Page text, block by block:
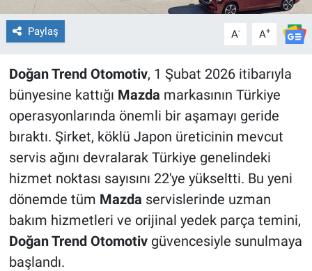
Paylaş A- A+
Doğan Trend Otomotiv, 1 Şubat 2026 itibarıyla
bünyesine kattığı Mazda markasının Türkiye
operasyonlarında önemli bir aşamayı geride
bıraktı. Şirket, köklü Japon üreticinin mevcut
servis ağını devralarak Türkiye genelindeki
hizmet noktası sayısını 22'ye yükseltti. Bu yeni
dönemde tüm Mazda servislerinde uzman
bakım hizmetleri ve orijinal yedek parça temini,
Doğan Trend Otomotivgüvencesiyle sunulmaya
başlandı.